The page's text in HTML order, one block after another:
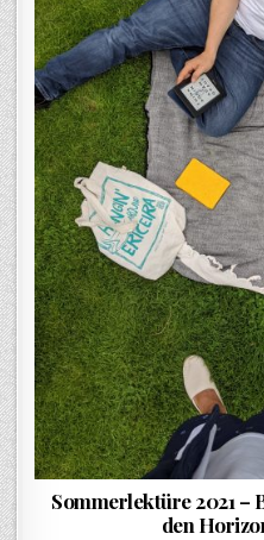
Sommerlektüre 2021 –
den